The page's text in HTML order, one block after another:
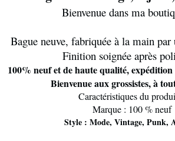
Bienvenue dans ma
Bague neuve, fabriquée à la main
Finition soignée après
100% neuf et de haute qualité,
Bienvenue aux grossistes, à
Caractéristiques du
Marque : 100 % neuf
Style : Mode, Vintage, Punk,